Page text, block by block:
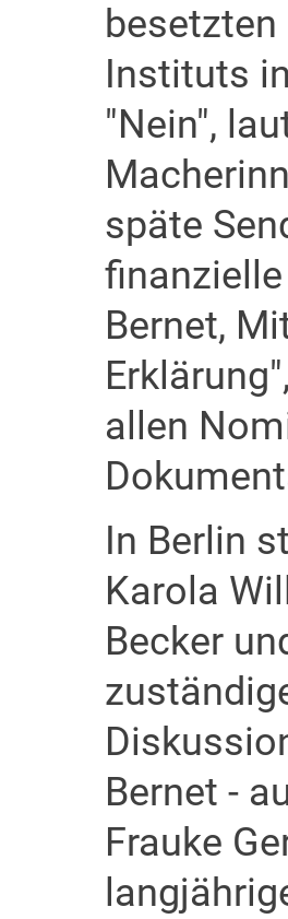
Instituts
"Nein",
späte
Bernet,
allen
In Berlin
Karola
Becker
Bernet -
Frauke